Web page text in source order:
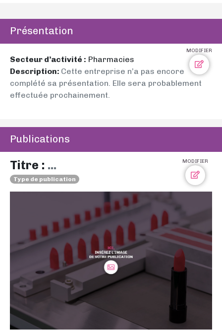
Présentation
MODIFIER
Secteur d’activité : Pharmacies
Description: Cette entreprise n’a pas encore
complété sa présentation. Elle sera probablement
effectuée prochainement.
Publications
MODIFIER
Titre : ...
Type de publication